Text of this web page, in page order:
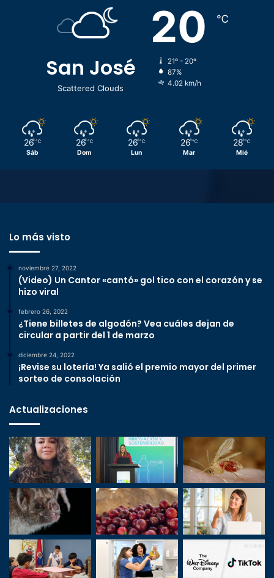
San José
Scattered Clouds
20 ℃
21º - 20º
87%
4.02 km/h
26 ℃
Sáb
26 ℃
Dom
26 ℃
Lun
26 ℃
Mar
28 ℃
Mié
Lo más visto
noviembre 27, 2022
(Video) Un Cantor «cantó» gol tico con el corazón y se
hizo viral
febrero 26, 2022
¿Tiene billetes de algodón? Vea cuáles dejan de
circular a partir del 1 de marzo
diciembre 24, 2022
¡Revise su lotería! Ya salió el premio mayor del primer
sorteo de consolación
Actualizaciones